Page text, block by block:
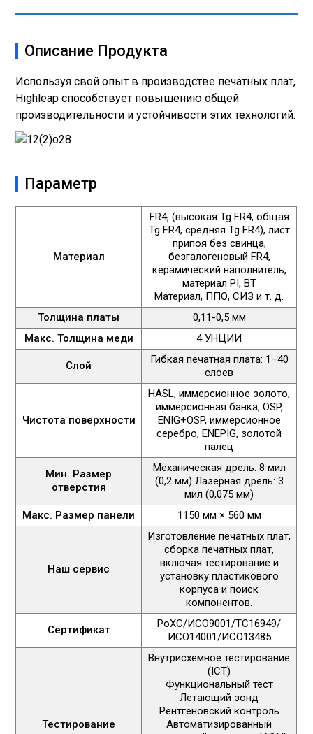
Описание Продукта
Используя свой опыт в производстве печатных плат,
Highleap способствует повышению общей
производительности и устойчивости этих технологий.
Параметр
Материал
FR4, (высокая Tg FR4, общая
Tg FR4, средняя Tg FR4), лист
припоя без свинца,
безгалогеновый FR4,
керамический наполнитель,
материал PI, BT
Материал, ППО, СИЗ и т. д.
Толщина платы
0,11-0,5 мм
Макс. Толщина меди
4 УНЦИИ
Слой
Гибкая печатная плата: 1–40
слоев
Чистота поверхности
HASL, иммерсионное золото,
иммерсионная банка, OSP,
ENIG+OSP, иммерсионное
серебро, ENEPIG, золотой
палец
Мин. Размер
отверстия
Механическая дрель: 8 мил
(0,2 мм) Лазерная дрель: 3
мил (0,075 мм)
Макс. Размер панели
1150 мм × 560 мм
Наш сервис
Изготовление печатных плат,
сборка печатных плат,
включая тестирование и
установку пластикового
корпуса и поиск
компонентов.
Сертификат
РоХС/ИСО9001/ТС16949/
ИСО14001/ИСО13485
Тестирование
Внутрисхемное тестирование
(ICT)
Функциональный тест
Летающий зонд
Рентгеновский контроль
Автоматизированный